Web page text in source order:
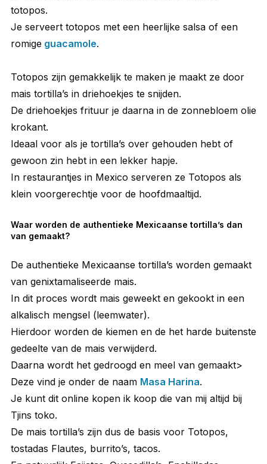
totopos.
Je serveert totopos met een heerlijke salsa of een
romige guacamole.
Totopos zijn gemakkelijk te maken je maakt ze door
mais tortilla’s in driehoekjes te snijden.
De driehoekjes frituur je daarna in de zonnebloem olie
krokant.
Ideaal voor als je tortilla’s over gehouden hebt of
gewoon zin hebt in een lekker hapje.
In restaurantjes in Mexico serveren ze Totopos als
klein voorgerechtje voor de hoofdmaaltijd.
Waar worden de authentieke Mexicaanse tortilla’s dan
van gemaakt?
De authentieke Mexicaanse tortilla’s worden gemaakt
van genixtamaliseerde mais.
In dit proces wordt mais geweekt en gekookt in een
alkalisch mengsel (leemwater).
Hierdoor worden de kiemen en de het harde buitenste
gedeelte van de mais verwijderd.
Daarna wordt het gedroogd en meel van gemaakt>
Deze vind je onder de naam Masa Harina.
Je kunt dit online kopen ik koop die van mij altijd bij
Tjins toko.
De mais tortilla’s zijn dus de basis voor Totopos,
tostadas Flautes, burrito’s, tacos.